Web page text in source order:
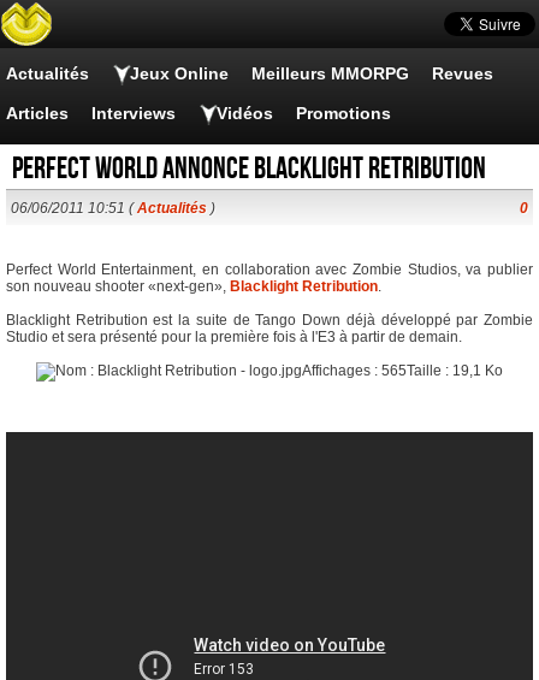
Actualités Jeux Online Meilleurs MMORPG Revues
Articles Interviews Vidéos Promotions
Perfect World annonce Blacklight Retribution
06/06/2011 10:51 (Actualités ) 0
Perfect World Entertainment, en collaboration avec Zombie Studios, va publier
son nouveau shooter «next-gen», Blacklight Retribution.
Blacklight Retribution est la suite de Tango Down déjà développé par Zombie
Studio et sera présenté pour la première fois à l'E3 à partir de demain.